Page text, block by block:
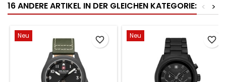
16 ANDERE ARTIKEL IN DER GLEICHEN KATEGORIE: >
<
Neu favorite_border Neu favorite_border